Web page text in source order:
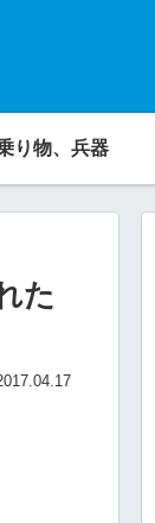
り物、兵器
た